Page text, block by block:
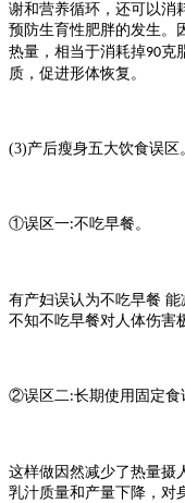
谢和营养循环，还可以消
预防生育性肥胖的发生。
热量，相当于消耗掉90克
质，促进形体恢复。
(3)产后瘦身五大饮食误区
①误区一:不吃早餐。
有产妇误认为不吃早餐 能
不知不吃早餐对人体伤害
②误区二:长期使用固定食
这样做因然减少了热量摄
乳汁质量和产量下降，对